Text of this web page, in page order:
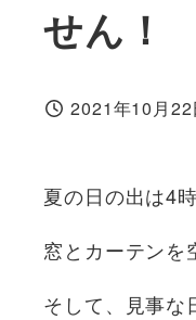
せん！
投稿日
2021年10月22
夏の日の出は4時
窓とカーテンを
そして、見事な